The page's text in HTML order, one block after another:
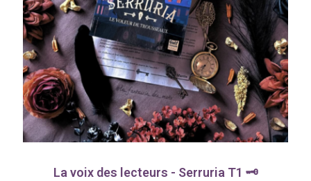
La voix des lecteurs - Serruria T1 🗝